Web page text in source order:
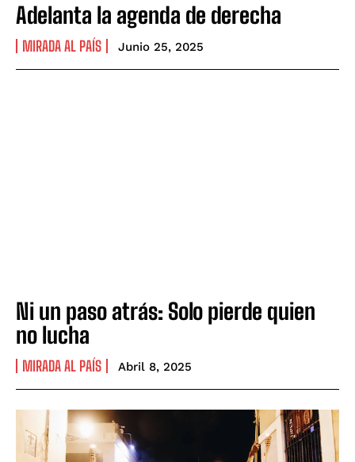
Adelanta la agenda de derecha
MIRADA AL PAÍS Junio 25, 2025
Ni un paso atrás: Solo pierde quien
no lucha
MIRADA AL PAÍS Abril 8, 2025